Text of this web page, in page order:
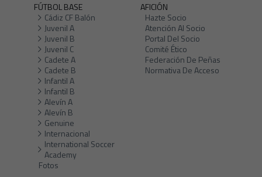
FÚTBOL BASE
Cádiz CF Balón
Juvenil A
Juvenil B
Juvenil C
Cadete A
Cadete B
Infantil A
Infantil B
Alevín A
Alevín B
Genuine
Internacional
International Soccer
Academy
Fotos
AFICIÓN
Hazte Socio
Atención Al Socio
Portal Del Socio
Comité Ético
Federación De Peñas
Normativa De Acceso